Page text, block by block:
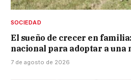
SOCIEDAD
El sueño de crecer en
nacional para adoptar a una
7 de agosto de 2026